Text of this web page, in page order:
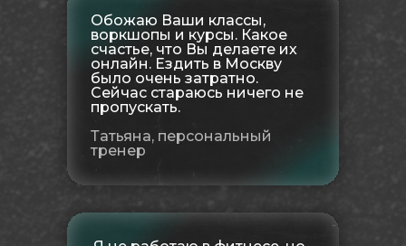
Обожаю Ваши классы,
воркшопы и курсы. Какое
счастье, что Вы делаете их
онлайн. Ездить в Москву
было очень затратно.
Сейчас стараюсь ничего не
пропускать.
Татьяна, персональный
тренер